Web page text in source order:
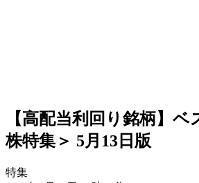
【高配当利回り銘柄】ベ
株特集＞ 5月13日版
特集